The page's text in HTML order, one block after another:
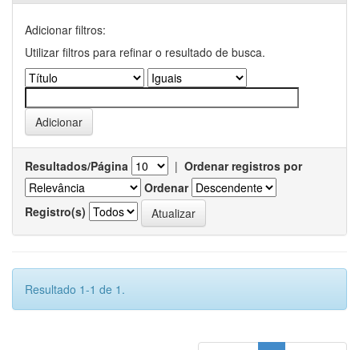
Adicionar filtros:
Utilizar filtros para refinar o resultado de busca.
Resultados/Página | Ordenar registros por
Ordenar
Registro(s)
Resultado 1-1 de 1.